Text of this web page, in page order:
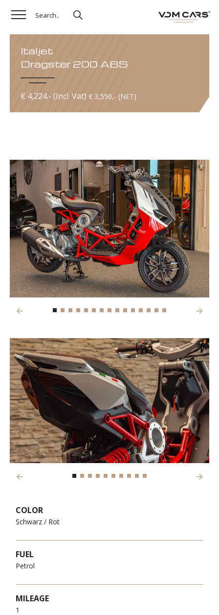
Italjet
Dragster 200 ABS
€ 4,224.- (Incl. Vat) € 3,550,- (NET)
Previous Next
Previous Next
COLOR
Schwarz / Rot
FUEL
Petrol
MILEAGE
1